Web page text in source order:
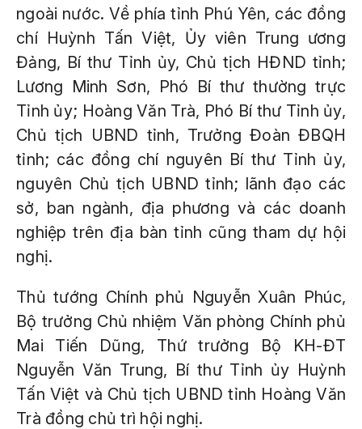
ngoài nước. Về phía tỉnh Phú Yên, các đồng
chí Huỳnh Tấn Việt, Ủy viên Trung ương
Đảng, Bí thư Tỉnh ủy, Chủ tịch HĐND tỉnh;
Lương Minh Sơn, Phó Bí thư thường trực
Tỉnh ủy; Hoàng Văn Trà, Phó Bí thư Tỉnh ủy,
Chủ tịch UBND tỉnh, Trưởng Đoàn ĐBQH
tỉnh; các đồng chí nguyên Bí thư Tỉnh ủy,
nguyên Chủ tịch UBND tỉnh; lãnh đạo các
sở, ban ngành, địa phương và các doanh
nghiệp trên địa bàn tỉnh cũng tham dự hội
nghị.
Thủ tướng Chính phủ Nguyễn Xuân Phúc,
Bộ trưởng Chủ nhiệm Văn phòng Chính phủ
Mai Tiến Dũng, Thứ trưởng Bộ KH-ĐT
Nguyễn Văn Trung, Bí thư Tỉnh ủy Huỳnh
Tấn Việt và Chủ tịch UBND tỉnh Hoàng Văn
Trà đồng chủ trì hội nghị.